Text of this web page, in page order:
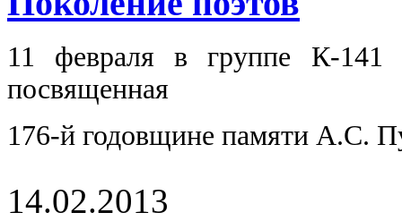
11 февраля в группе К-141
посвященная
176-й годовщине памяти А.С.
14.02.2013